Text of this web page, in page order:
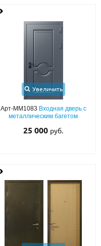
Увеличить
Арт-ММ1083 Входная дверь с
металлическим багетом
25 000 руб.